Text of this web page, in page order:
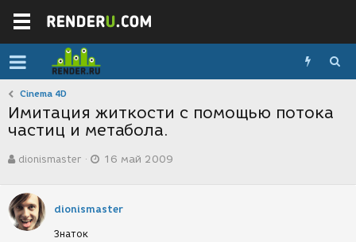
Cinema 4D
Имитация житкости с помощью потока
частиц и метабола.
в
о
р
т
е
dionismaster
а
с
16 май 2009
dionismaster
Знаток